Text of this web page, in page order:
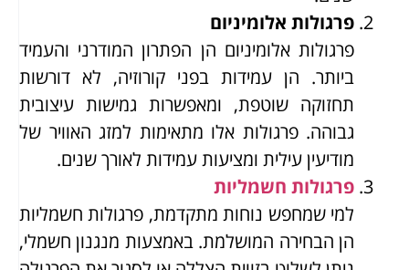
פרגולות אלומיניום
פרגולות אלומיניום הן הפתרון המודרני והעמיד
ביותר. הן עמידות בפני קורוזיה, לא דורשות
תחזוקה שוטפת, ומאפשרות גמישות עיצובית
גבוהה. פרגולות אלו מתאימות למזג האוויר של
מודיעין עילית ומציעות עמידות לאורך שנים.
פרגולות חשמליות
למי שמחפש נוחות מתקדמת, פרגולות חשמליות
הן הבחירה המושלמת. באמצעות מנגנון חשמלי,